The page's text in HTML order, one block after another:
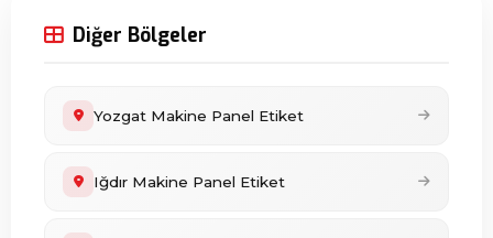
Diğer Bölgeler
Yozgat Makine Panel Etiket
Iğdır Makine Panel Etiket